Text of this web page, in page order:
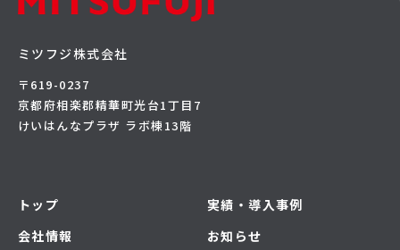
ミツフジ株式会社
〒619-0237
京都府相楽郡精華町光台1丁目7
けいはんなプラザ ラボ棟13階
トップ
会社情報
実績・導入事例
お知らせ